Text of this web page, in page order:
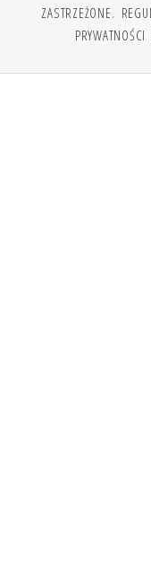
ZASTRZEŻONE.
PRYWATNOŚCI